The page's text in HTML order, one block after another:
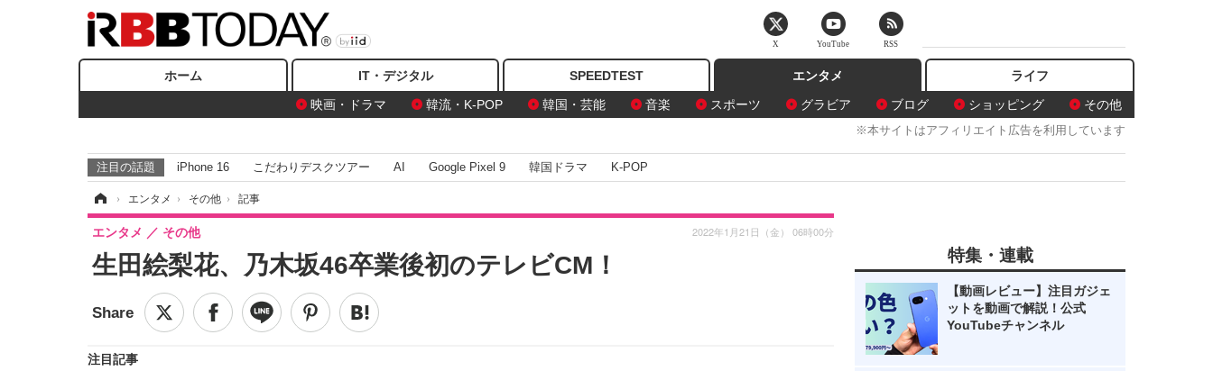
ホーム IT・デジタル SPEEDTEST
エンタメ
映画・ドラマ
韓流・K-POP 韓国・芸能 音楽 スポーツ グラビア ブログ ショッピング その他
ライフ
※本サイトはアフィリエイト広告を利用しています
注目の話題 iPhone 16 こだわりデスクツアー AI Google Pixel 9 韓国ドラマ K-POP
› エンタメ › その他 › 記事
生田絵梨花、乃木坂46卒業後初のテレビCM！
エンタメ その他 2022年1月21日（金） 06時00分
注目記事
特集・連載
【動画レビュー】注目ガジェ
ットを動画で解説！公式
YouTubeチャンネル
X YouTube RSS